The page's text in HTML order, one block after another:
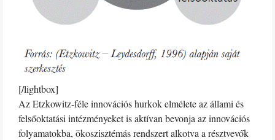
[/lightbox]
Az Etzkowitz-féle innovációs hurkok elmélete az állami és
felsőoktatási intézményeket is aktívan bevonja az innovációs
folyamatokba, ökoszisztémás rendszert alkotva a résztvevők